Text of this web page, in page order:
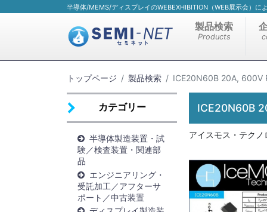
半導体/MEMS/ディスプレイのWEBEXHIBITION（WEB展示会）
製品検索
Products
トップページ 製品検索 ICE20N60B 20A, 600V
カテゴリー
半導体製造装置・試
験／検査装置・関連部
品
エンジニアリング・
受託加工／アフターサ
ポート／中古装置
ICE20N60B
アイスモス・テク